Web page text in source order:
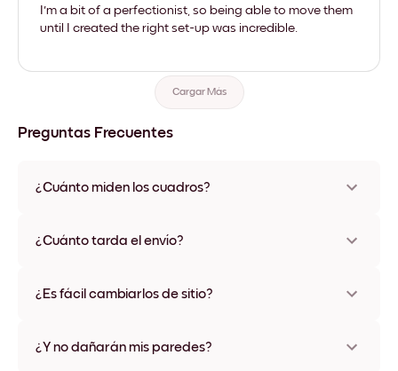
I'm a bit of a perfectionist, so being able to move them
until I created the right set-up was incredible.
Cargar Más
Preguntas Frecuentes
¿Cuánto miden los cuadros?
varios materiales y colores de marco, incluidas opciones sin
¿Cuánto tarda el envío?
disponibles en algunos países. Te enviaremos un número de
¿Es fácil cambiarlos de sitio?
ningún daño
¿Y no dañarán mis paredes?